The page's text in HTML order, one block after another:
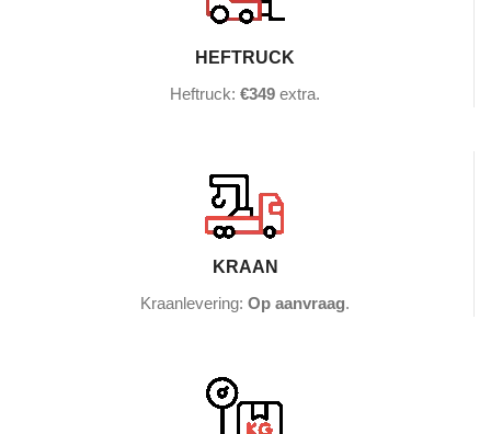
HEFTRUCK
Heftruck: €349 extra.
KRAAN
Kraanlevering: Op aanvraag.